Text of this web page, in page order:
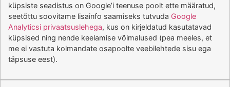
küpsiste seadistus on Google’i teenuse poolt ette määratud,
seetõttu soovitame lisainfo saamiseks tutvuda Google
Analyticsi privaatsuslehega, kus on kirjeldatud kasutatavad
küpsised ning nende keelamise võimalused (pea meeles, et
me ei vastuta kolmandate osapoolte veebilehtede sisu ega
täpsuse eest).